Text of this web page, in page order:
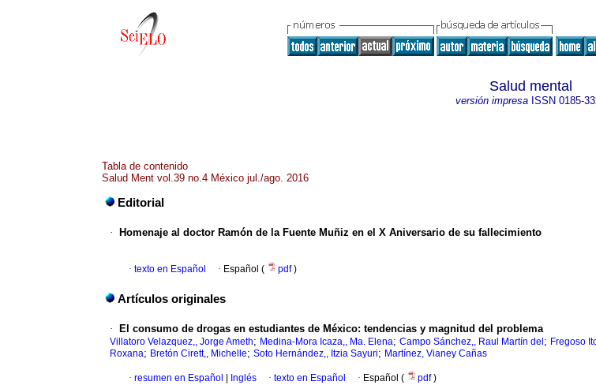
Salud mental
versión impresaISSN 0185-
Tabla de contenido
Salud Ment vol.39 no.4 México jul./ago. 2016
Editorial
· Homenaje al doctor Ramón de la Fuente Muñiz en el X Aniversario de su fallecimiento
· texto en Español · Español ( pdf)
Artículos originales
· El consumo de drogas en estudiantes de México: tendencias y magnitud del problema
Villatoro Velazquez,, Jorge Ameth; Medina-Mora Icaza,, Ma. Elena; Campo Sánchez,, Raul Martín del ; Fregoso
Roxana; Bretón Cirett,, Michelle; Soto Hernández,, Itzia Sayuri; Martínez, Vianey Cañas
· resumen en Español Inglés · texto en Español · Español ( pdf)